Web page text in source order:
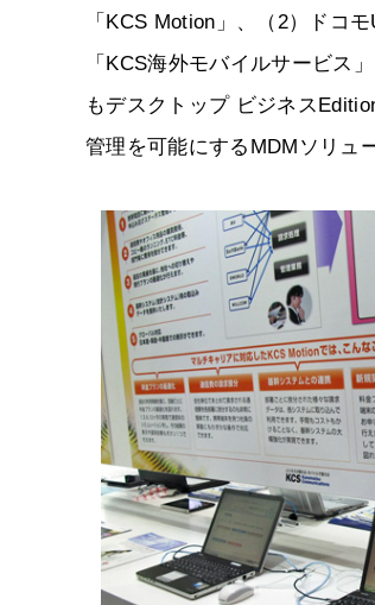
「KCS Motion」、（2）ドコ
「KCS海外モバイルサービス
もデスクトップ ビジネス
管理を可能にするMDMソリュ